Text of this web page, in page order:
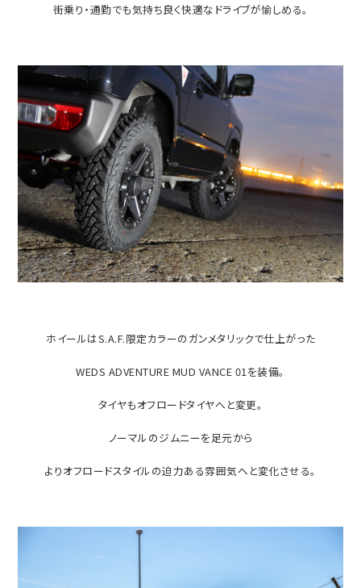
街乗り・通勤でも気持ち良く快適なドライブが愉しめる。
ホイールはS.A.F.限定カラーのガンメタリックで仕上がった
WEDS ADVENTURE MUD VANCE 01を装備。
タイヤもオフロードタイヤへと変更。
ノーマルのジムニーを足元から
よりオフロードスタイルの迫力ある雰囲気へと変化させる。